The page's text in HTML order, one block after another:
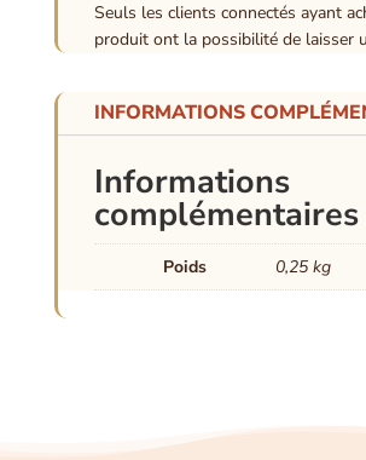
Seuls les clients connectés ayant
produit ont la possibilité de laisser
INFORMATIONS
Informations
complémentaires
Poids 0,25 kg